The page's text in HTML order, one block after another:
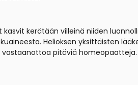
kerätään villeinä niiden
Helioksen yksittäisten
pitäviä